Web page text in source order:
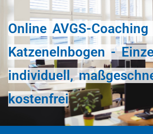
Online AVGS-Coaching
Katzenelnbogen -
individuell,
kostenfrei